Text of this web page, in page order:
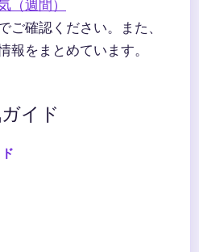
（週間）
ご確認ください。また、
報をまとめています。
イド